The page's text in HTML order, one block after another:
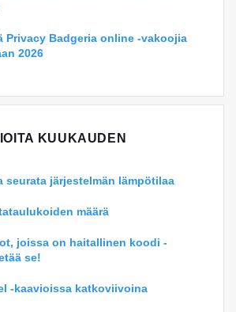
Privacy Badgeria online -vakoojia
2026
KUUKAUDEN
seurata järjestelmän lämpötilaa
määrä
joissa on haitallinen koodi -
se!
-kaavioissa katkoviivoina